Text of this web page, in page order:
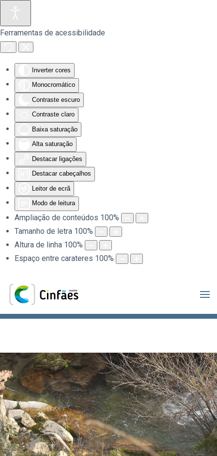
Ferramentas de acessibilidade
Inverter cores
Monocromático
Contraste escuro
Contraste claro
Baixa saturação
Alta saturação
Destacar ligações
Destacar cabeçalhos
Leitor de ecrã
Modo de leitura
Ampliação de conteúdos 100%
Tamanho de letra 100%
Altura de linha 100%
Espaço entre carateres 100%
Saltar para o conteúdo principal
.